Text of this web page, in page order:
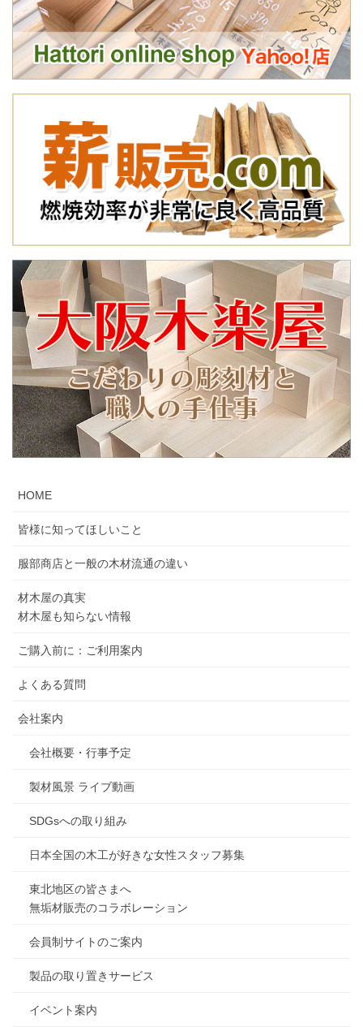
HOME
皆様に知ってほしいこと
服部商店と一般の木材流通の違い
材木屋の真実
材木屋も知らない情報
ご購入前に：ご利用案内
よくある質問
会社案内
会社概要・行事予定
製材風景 ライブ動画
SDGsへの取り組み
日本全国の木工が好きな女性スタッフ募集
東北地区の皆さまへ
無垢材販売のコラボレーション
会員制サイトのご案内
製品の取り置きサービス
イベント案内